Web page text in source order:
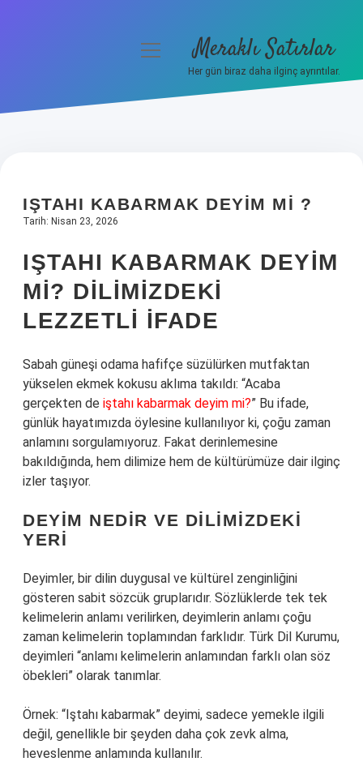
Hakkımızda
menüyü
Meraklı Satırlar
Her gün biraz daha ilginç ayrıntılar.
IŞTAHI KABARMAK DEYIM MI ?
Tarih: Nisan 23, 2026
IŞTAHI KABARMAK DEYIM
MI? DILIMIZDEKI
LEZZETLI İFADE
Sabah güneşi odama hafifçe süzülürken mutfaktan
yükselen ekmek kokusu aklıma takıldı: “Acaba
gerçekten de iştahı kabarmak deyim mi?” Bu ifade,
günlük hayatımızda öylesine kullanılıyor ki, çoğu zaman
anlamını sorgulamıyoruz. Fakat derinlemesine
bakıldığında, hem dilimize hem de kültürümüze dair ilginç
izler taşıyor.
DEYIM NEDIR VE DILIMIZDEKI
YERI
Deyimler, bir dilin duygusal ve kültürel zenginliğini
gösteren sabit sözcük gruplarıdır. Sözlüklerde tek tek
kelimelerin anlamı verilirken, deyimlerin anlamı çoğu
zaman kelimelerin toplamından farklıdır. Türk Dil Kurumu,
deyimleri “anlamı kelimelerin anlamından farklı olan söz
öbekleri” olarak tanımlar.
Örnek: “Iştahı kabarmak” deyimi, sadece yemekle ilgili
değil, genellikle bir şeyden daha çok zevk alma,
heveslenme anlamında kullanılır.